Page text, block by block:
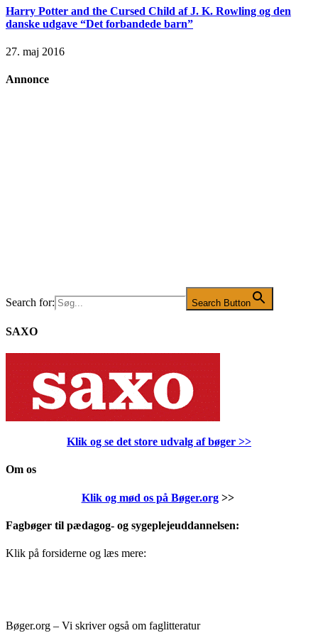
Harry Potter and the Cursed Child af J. K. Rowling og den
danske udgave “Det forbandede barn”
27. maj 2016
Annonce
Search for: Search Button
SAXO
Klik og se det store udvalg af bøger >>
Om os
Klik og mød os på Bøger.org>>
Fagbøger til pædagog- og sygeplejeuddannelsen:
Klik på forsiderne og læs mere:
Bøger.org – Vi skriver også om faglitteratur